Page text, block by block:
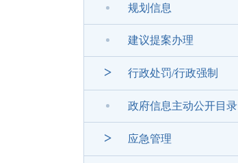
规划信息
建议提案办理
> 行政处罚/行政强制
政府信息主动公开目录
> 应急管理